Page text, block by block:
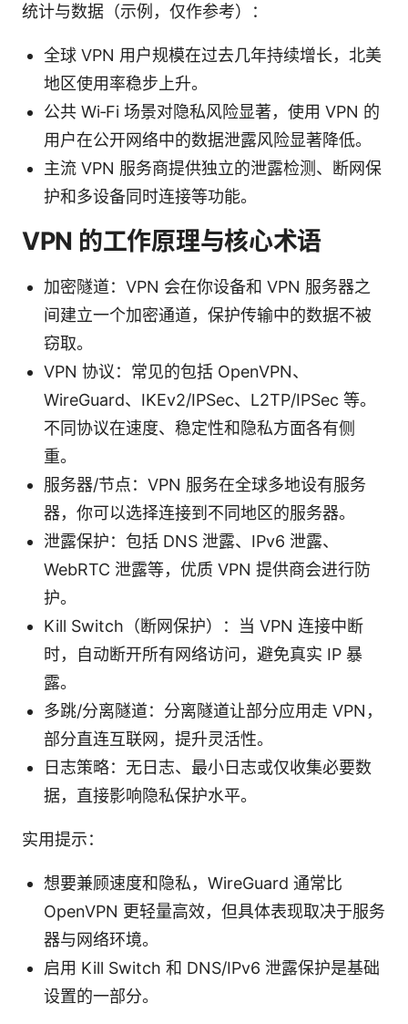
统计与数据（示例，仅作参考）：
全球 VPN 用户规模在过去几年持续增长，北美
地区使用率稳步上升。
公共 Wi‑Fi 场景对隐私风险显著，使用 VPN 的
用户在公开网络中的数据泄露风险显著降低。
主流 VPN 服务商提供独立的泄露检测、断网保
护和多设备同时连接等功能。
VPN 的工作原理与核心术语
加密隧道：VPN 会在你设备和 VPN 服务器之
间建立一个加密通道，保护传输中的数据不被
窃取。
VPN 协议：常见的包括 OpenVPN、
WireGuard、IKEv2/IPSec、L2TP/IPSec 等。
不同协议在速度、稳定性和隐私方面各有侧
重。
服务器/节点：VPN 服务在全球多地设有服务
器，你可以选择连接到不同地区的服务器。
泄露保护：包括 DNS 泄露、IPv6 泄露、
WebRTC 泄露等，优质 VPN 提供商会进行防
护。
Kill Switch（断网保护）：当 VPN 连接中断
时，自动断开所有网络访问，避免真实 IP 暴
露。
多跳/分离隧道：分离隧道让部分应用走 VPN，
部分直连互联网，提升灵活性。
日志策略：无日志、最小日志或仅收集必要数
据，直接影响隐私保护水平。
实用提示：
想要兼顾速度和隐私，WireGuard 通常比
OpenVPN 更轻量高效，但具体表现取决于服务
器与网络环境。
启用 Kill Switch 和 DNS/IPv6 泄露保护是基础
设置的一部分。